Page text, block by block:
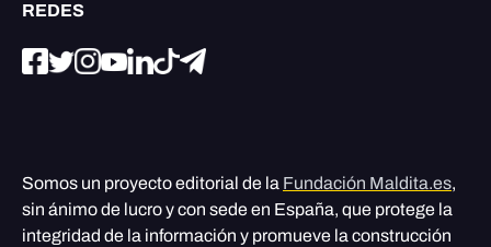
REDES
Somos un proyecto editorial de la Fundación Maldita.es,
sin ánimo de lucro y con sede en España, que protege la
integridad de la información y promueve la construcción